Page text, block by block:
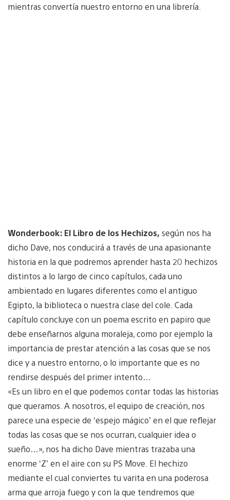
mientras convertía nuestro entorno en una librería.
Wonderbook: El Libro de los Hechizos, según nos ha
dicho Dave, nos conducirá a través de una apasionante
historia en la que podremos aprender hasta 20 hechizos
distintos a lo largo de cinco capítulos, cada uno
ambientado en lugares diferentes como el antiguo
Egipto, la biblioteca o nuestra clase del cole. Cada
capítulo concluye con un poema escrito en papiro que
debe enseñarnos alguna moraleja, como por ejemplo la
importancia de prestar atención a las cosas que se nos
dice y a nuestro entorno, o lo importante que es no
rendirse después del primer intento…
«Es un libro en el que podemos contar todas las historias
que queramos. A nosotros, el equipo de creación, nos
parece una especie de ‘espejo mágico’ en el que reflejar
todas las cosas que se nos ocurran, cualquier idea o
sueño…», nos ha dicho Dave mientras trazaba una
enorme ‘Z’ en el aire con su PS Move. El hechizo
mediante el cual conviertes tu varita en una poderosa
arma que arroja fuego y con la que tendremos que